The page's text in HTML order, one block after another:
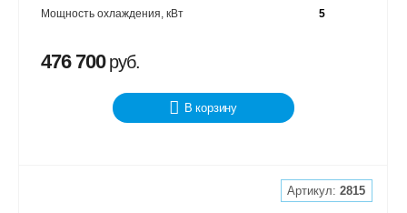
Мощность охлаждения, кВт
5
476 700руб.
В корзину
Артикул:2815